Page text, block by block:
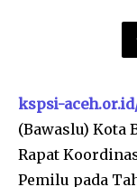
kspsi-
(Bawaslu) Kota
Rapat
Pemilu pada